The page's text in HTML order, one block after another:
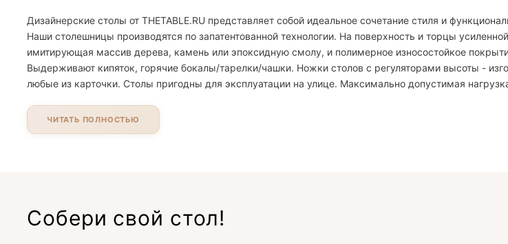
Дизайнерские столы от THETABLE.RU представляет собой идеальное сочетание стиля и
Наши столешницы производятся по запатентованной технологии. На поверхность и торцы
имитирующая массив дерева, камень или эпоксидную смолу, и полимерное износостойкое
Выдерживают кипяток, горячие бокалы/тарелки/чашки. Ножки столов с регуляторами высоты -
любые из карточки. Столы пригодны для эксплуатации на улице. Максимально допустимая
ЧИТАТЬ ПОЛНОСТЬЮ
Собери свой стол!